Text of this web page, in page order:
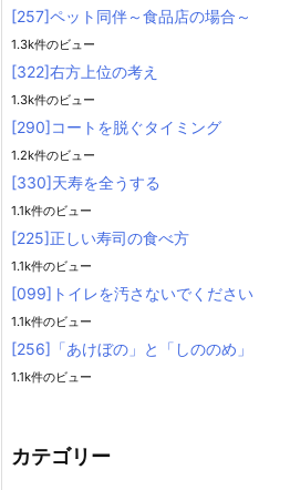
[257]ペット同伴～食品店の場合～
1.3k件のビュー
[322]右方上位の考え
1.3k件のビュー
[290]コートを脱ぐタイミング
1.2k件のビュー
[330]天寿を全うする
1.1k件のビュー
[225]正しい寿司の食べ方
1.1k件のビュー
[099]トイレを汚さないでください
1.1k件のビュー
[256]「あけぼの」と「しののめ」
1.1k件のビュー
カテゴリー